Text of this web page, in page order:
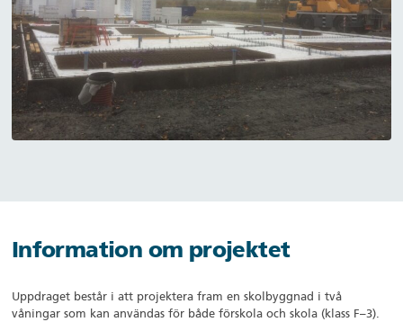
Information om projektet
Uppdraget består i att projektera fram en skolbyggnad i två
våningar som kan användas för både förskola och skola (klass F–3).